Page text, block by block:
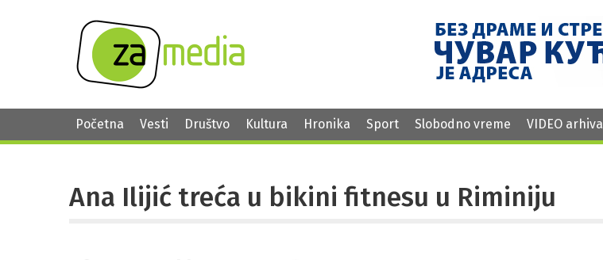
Početna Vesti Društvo Kultura Hronika Sport Slobodno vreme VIDEO arhiva
Ana Ilijić treća u bikini fitnesu u Riminiju